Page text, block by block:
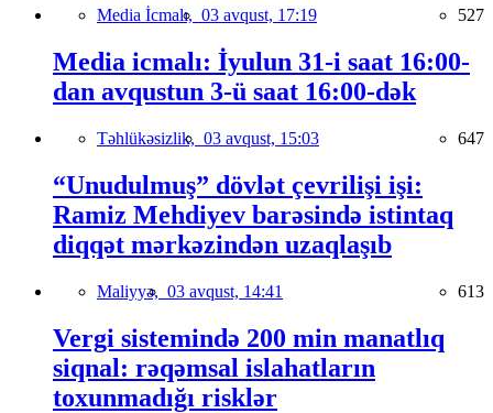
Media İcmalı, 03 avqust, 17:19 527
Media icmalı: İyulun 31-i saat 16:00-
dan avqustun 3-ü saat 16:00-dək
Təhlükəsizlik, 03 avqust, 15:03 647
“Unudulmuş” dövlət çevrilişi işi:
Ramiz Mehdiyev barəsində istintaq
diqqət mərkəzindən uzaqlaşıb
Maliyyə, 03 avqust, 14:41 613
Vergi sistemində 200 min manatlıq
siqnal: rəqəmsal islahatların
toxunmadığı risklər